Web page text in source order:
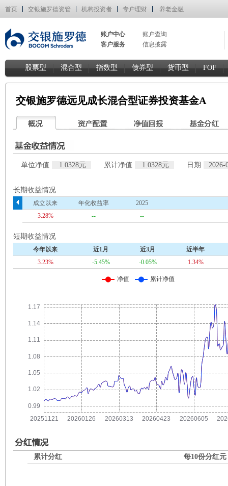
首页 交银施罗德资管 机构投资者 专户理财 养老金融
账户中心
账户查询
客户服务
信息披露
股票型 混合型 指数型 债券型 货币型 FOF
交银施罗德远见成长混合型证券投资基金A
单位净值 1.0328元 累计净值 1.0328元 日期 2026-
长期收益情况
成立以来
3.28%
年化收益率
--
2025
--
短期收益情况
今年以来 近1月 近3月
近半年
3.23%
-5.45% -0.05% 1.34%
累计分红 每10份分红元